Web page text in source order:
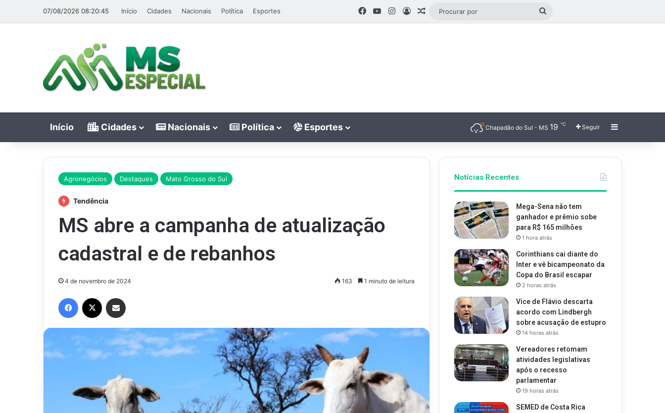
07/08/2026 08:20:45 Início Cidades Nacionais Política Esportes Facebook
YouTubeInstagram
EntrarArtigo aleatório
Início Cidades Nacionais Política Esportes Chapadão do Sul - MS 19 ℃ Seguir Barra Lateral
Agronegócios Destaques Mato Grosso do Sul
Tendência
MS abre a campanha de atualização
cadastral e de rebanhos
4 de novembro de 2024 163 1 minuto de leitura
Facebook
Notícias Recentes
Mega-Sena não tem
ganhador e prêmio sobe
para R$ 165 milhões
1 hora atrás
Corinthians cai diante do
Inter e vê bicampeonato da
Copa do Brasil escapar
2 horas atrás
Vice de Flávio descarta
acordo com Lindbergh
sobre acusação de estupro
14 horas atrás
Vereadores retomam
atividades legislativas
após o recesso
parlamentar
19 horas atrás
SEMED de Costa Rica